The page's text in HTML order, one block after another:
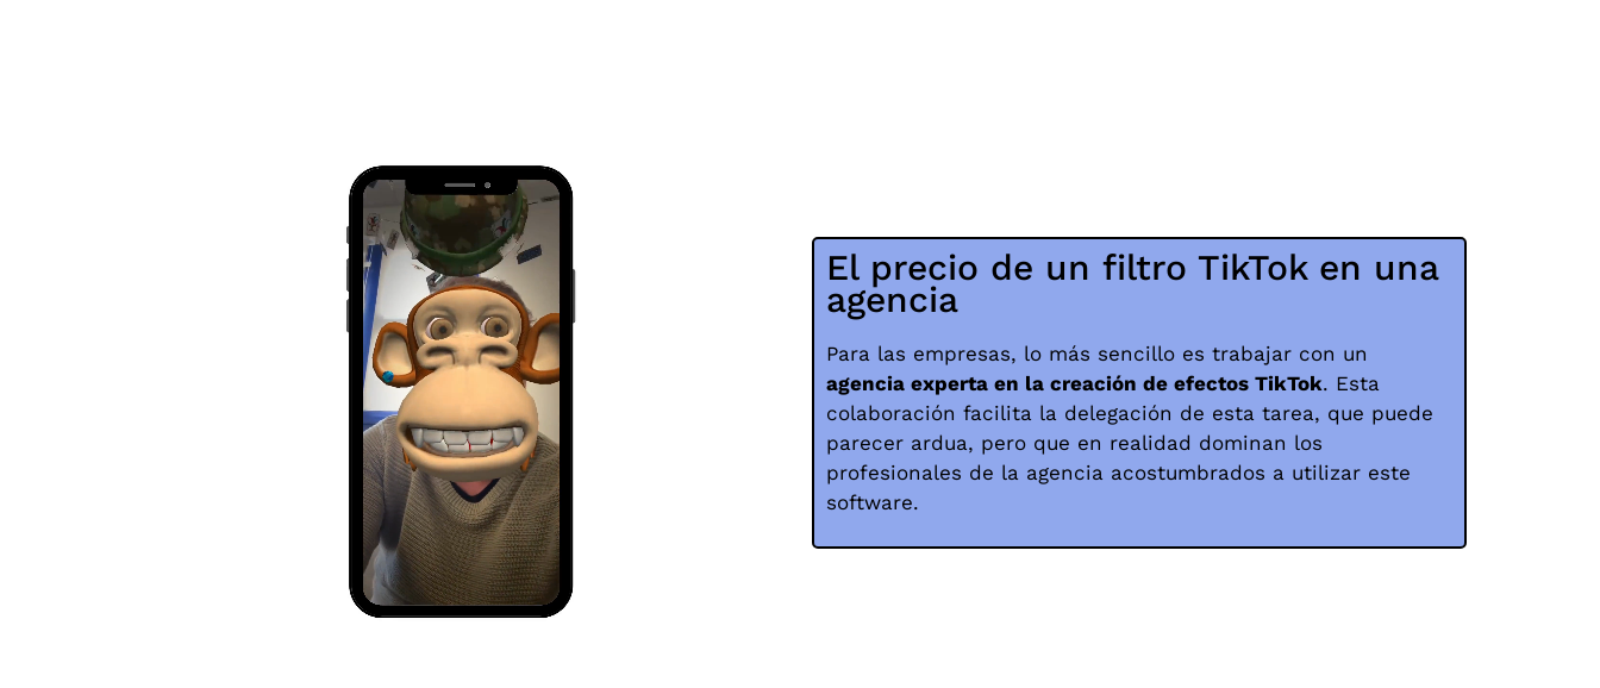
El precio de un filtro TikTok en una
agencia
Para las empresas, lo más sencillo es trabajar con un
agencia experta en la creación de efectos TikTok. Esta
colaboración facilita la delegación de esta tarea, que puede
parecer ardua, pero que en realidad dominan los
profesionales de la agencia acostumbrados a utilizar este
software.